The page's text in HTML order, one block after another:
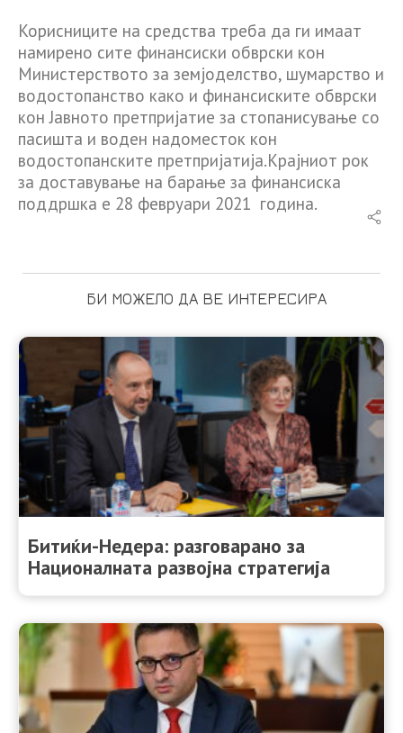
Корисниците на средства треба да ги имаат
намирено сите финансиски обврски кон
Министерството за земјоделство, шумарство и
водостопанство како и финансиските обврски
кон Јaвното претпријатие за стопанисување со
пасишта и воден надоместок кон
водостопанските претпријатија.Крајниот рок
за доставување на барање за финансиска
поддршка е 28 февруари 2021 година.
БИ МОЖЕЛО ДА ВЕ ИНТЕРЕСИРА
Битиќи-Недера: разговарано за
Националната развојна стратегија